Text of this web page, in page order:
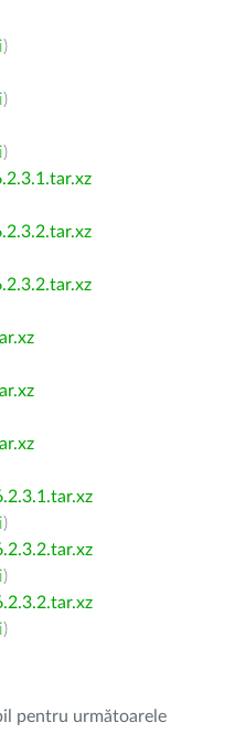
)
)
)
)
)
)
pentru următoarele